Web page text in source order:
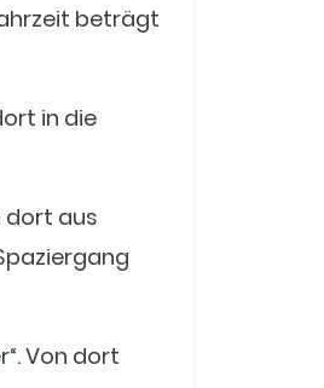
beträgt
in die
dort aus
Von dort